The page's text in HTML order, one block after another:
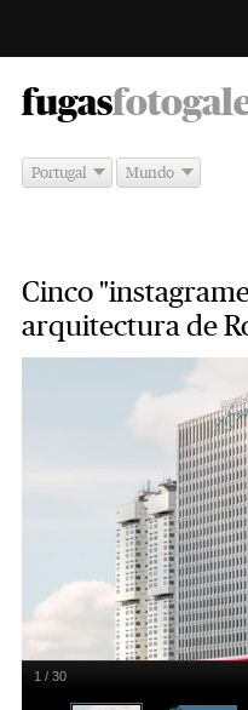
fugas
Portugal Mundo
Cinco
arquitectura de
1 / 30